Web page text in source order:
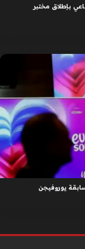
بإطلاق مختبر
يوروفيجن